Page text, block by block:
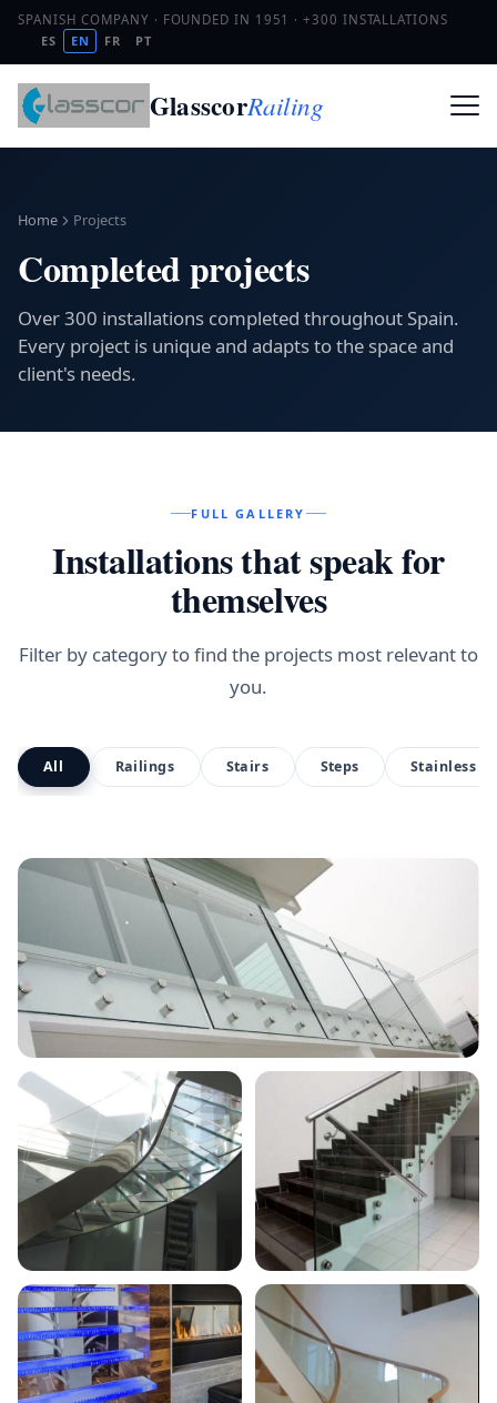
SPANISH COMPANY · FOUNDED IN 1951 · +300 INSTALLATIONS
ES
EN FR PT
GlasscorRailing
Home Projects
Completed projects
Over 300 installations completed throughout Spain.
Every project is unique and adapts to the space and
client's needs.
FULL GALLERY
Installations that speak for
themselves
Filter by category to find the projects most relevant to
you.
All Railings Stairs Steps Stainless